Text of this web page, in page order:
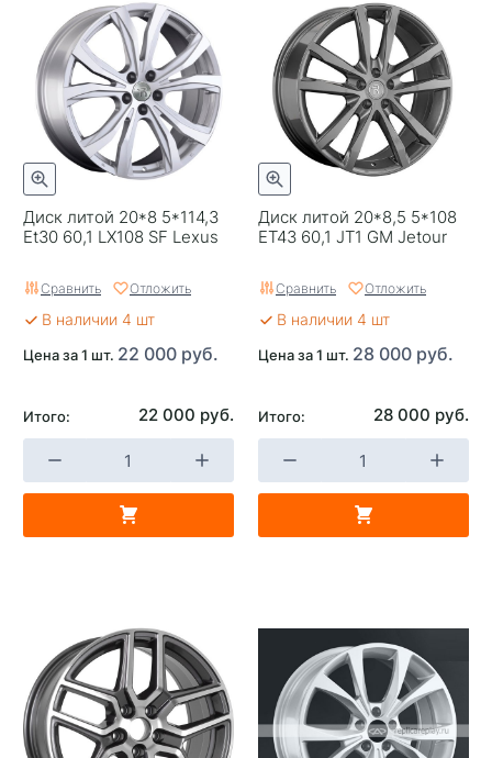
Черный с полировкой
Категория
Легковые
Replica
Завод изготовитель
Павлодар
Диск литой 20*8 5*114,3
Et30 60,1 LX108 SF Lexus
Сравнить Отложить
В наличии 4 шт
Цена за 1 шт. 22 000 руб.
Итого: 22 000 руб.
Диск литой 20*8,5 5*108
ET43 60,1 JT1 GM Jetour
Сравнить Отложить
В наличии 4 шт
Цена за 1 шт. 28 000 руб.
Итого: 28 000 руб.